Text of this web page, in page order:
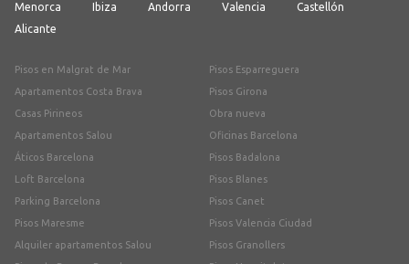
Menorca
Ibiza Andorra Valencia
Castellón
Alicante
Pisos en Malgrat de Mar
Apartamentos Costa Brava
Casas Pirineos
Apartamentos Salou
Áticos Barcelona
Loft Barcelona
Parking Barcelona
Pisos Maresme
Alquiler apartamentos Salou
Pisos Esparreguera
Pisos Girona
Obra nueva
Oficinas Barcelona
Pisos Badalona
Pisos Blanes
Pisos Canet
Pisos Valencia Ciudad
Pisos Granollers